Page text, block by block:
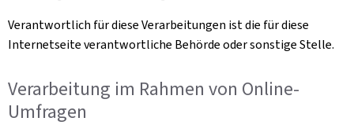
Verantwortlich für diese Verarbeitungen ist die für diese
Internetseite verantwortliche Behörde oder sonstige Stelle.
Verarbeitung im Rahmen von Online-
Umfragen